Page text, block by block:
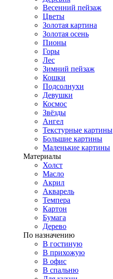
Весенний пейзаж
Цветы
Золотая картина
Золотая осень
Пионы
Горы
Лес
Зимний пейзаж
Кошки
Подсолнухи
Девушки
Космос
Звёзды
Ангел
Текстурные картины
Большие картины
Маленькие картины
Материалы
Холст
Масло
Акрил
Акварель
Темпера
Картон
Бумага
Дерево
По назначению
В гостиную
В прихожую
В офис
В спальню